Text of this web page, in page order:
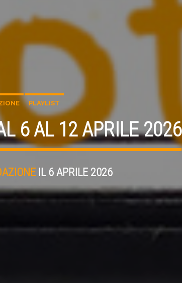
PLAYLIST
6 AL 12 APRILE 2026
IL 6 APRILE 2026